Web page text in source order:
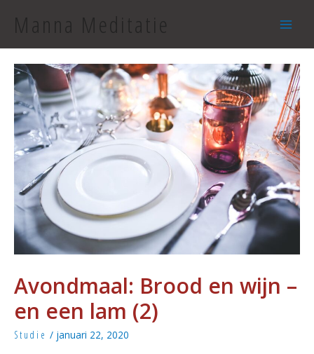
Manna Meditatie
Avondmaal: Brood en wijn –
en een lam (2)
Studie / januari 22, 2020